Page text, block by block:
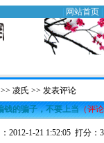
网站首页
>> 凌氏 >> 发表评论
钱的骗子，不要上当（评
2012-1-21 1:52:05 打分：